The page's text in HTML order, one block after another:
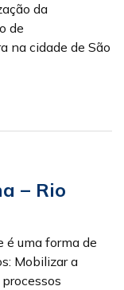
da
de
na cidade de São
– Rio
é uma forma de
Mobilizar a